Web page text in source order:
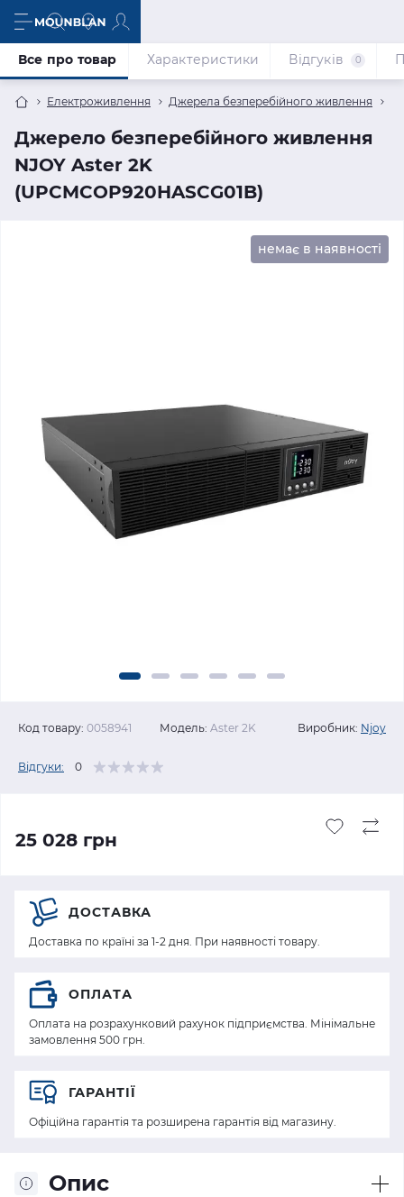
Електроживлення Джерела безперебійного живлення
Джерело безперебійного живлення
NJOY Aster 2K
(UPCMCOP920HASCG01B)
Все про товар Характеристики Відгуків 0
немає в наявності
Код товару: 0058941 Модель: Aster 2K Виробник: Njoy
Відгуки: 0
25 028 грн
Опис
ДОСТАВКА
Доставка по країні за 1-2 дня. При наявності товару.
ОПЛАТА
Оплата на розрахунковий рахунок підприємства. Мінімальне
замовлення 500 грн.
ГАРАНТІЇ
Офіційна гарантія та розширена гарантія від магазину.